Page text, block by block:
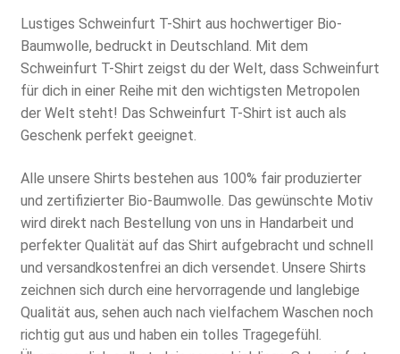
26,90 €
ist:
22,87 €.
Lustiges Schweinfurt T-Shirt aus hochwertiger Bio-
Baumwolle, bedruckt in Deutschland. Mit dem
Schweinfurt T-Shirt zeigst du der Welt, dass Schweinfurt
für dich in einer Reihe mit den wichtigsten Metropolen
der Welt steht! Das Schweinfurt T-Shirt ist auch als
Geschenk perfekt geeignet.
Alle unsere Shirts bestehen aus 100% fair produzierter
und zertifizierter Bio-Baumwolle. Das gewünschte Motiv
wird direkt nach Bestellung von uns in Handarbeit und
perfekter Qualität auf das Shirt aufgebracht und schnell
und versandkostenfrei an dich versendet. Unsere Shirts
zeichnen sich durch eine hervorragende und langlebige
Qualität aus, sehen auch nach vielfachem Waschen noch
richtig gut aus und haben ein tolles Tragegefühl.